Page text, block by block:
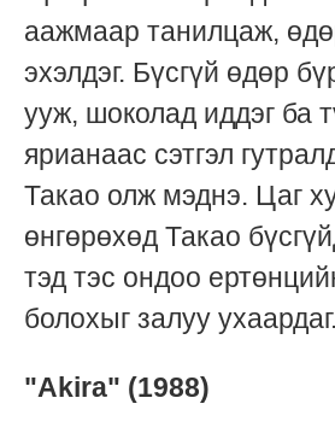
аажмаар танилцаж,
эхэлдэг. Бүсгүй өдөр
ууж, шоколад иддэг ба
ярианаас сэтгэл
Такао олж мэднэ. Цаг
өнгөрөхөд Такао
тэд тэс ондоо
болохыг залуу ухаардаг.
"Akira" (1988)